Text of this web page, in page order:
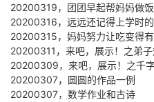
20200319，团团早起帮妈妈做饭
20200316，远远还记得上学时
20200315，妈妈努力让吃变得
20200311，来吧，展示！之弟子
20200309，来吧，展示！之千
20200307，圆圆的作品一例
20200307，数学作业和古诗